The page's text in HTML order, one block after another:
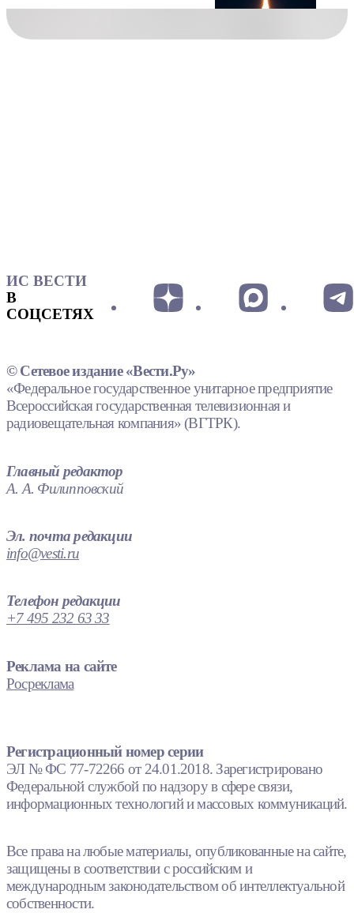
ИС ВЕСТИ
В
СОЦСЕТЯХ
© Сетевое издание «Вести.Ру»
«Федеральное государственное унитарное предприятие
Всероссийская государственная телевизионная и
радиовещательная компания» (ВГТРК).
Главный редактор
А. А. Филипповский
Эл. почта редакции
info@vesti.ru
Телефон редакции
+7 495 232 63 33
Реклама на сайте
Росреклама
Регистрационный номер серии
ЭЛ № ФС 77-72266 от 24.01.2018. Зарегистрировано
Федеральной службой по надзору в сфере связи,
информационных технологий и массовых коммуникаций.
Все права на любые материалы, опубликованные на сайте,
защищены в соответствии с российским и
международным законодательством об интеллектуальной
собственности.